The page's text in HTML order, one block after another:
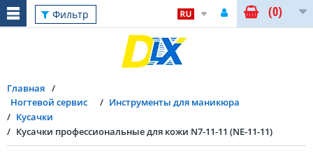
Фильтр (0)
Главная
Ногтевой сервис
Инструменты для маникюра
Кусачки
Кусачки профессиональные для кожи N7-11-11 (NЕ-11-11)